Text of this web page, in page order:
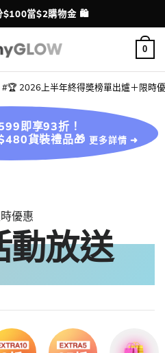
配送港澳
達通、PAYME、信用卡付款
0
🏆 2026上半年終得奬榜單出爐＋限時
即享93折！
貨裝禮品🎁 更多詳情 ➜
優惠
動放送